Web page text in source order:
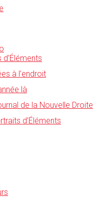
d’Éléments
à l’endroit
là
de la Nouvelle Droite
d’Éléments